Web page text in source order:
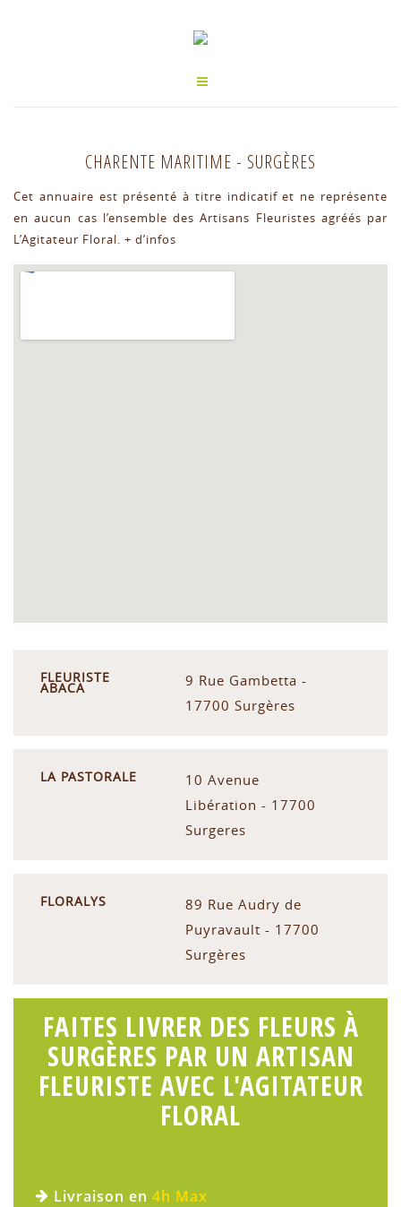
CHARENTE MARITIME - SURGÈRES
Cet annuaire est présenté à titre indicatif et ne représente
en aucun cas l’ensemble des Artisans Fleuristes agréés par
L’Agitateur Floral. + d’infos
FLEURISTE
ABACA
9 Rue Gambetta -
17700 Surgères
LA PASTORALE
10 Avenue
Libération - 17700
Surgeres
FLORALYS
89 Rue Audry de
Puyravault - 17700
Surgères
FAITES LIVRER DES FLEURS À
SURGÈRES PAR UN ARTISAN
FLEURISTE AVEC L'AGITATEUR
FLORAL
Livraison en 4h Max